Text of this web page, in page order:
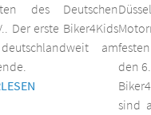
des Deutschen
Der erste Biker4Kids
am
den
sind